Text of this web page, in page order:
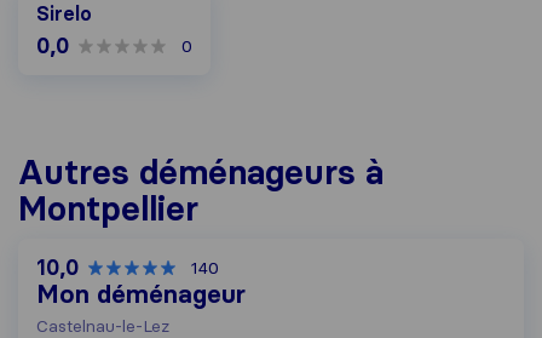
Sirelo
0,0 0
Autres déménageurs à
Montpellier
10,0 140
Mon déménageur
Castelnau-le-Lez